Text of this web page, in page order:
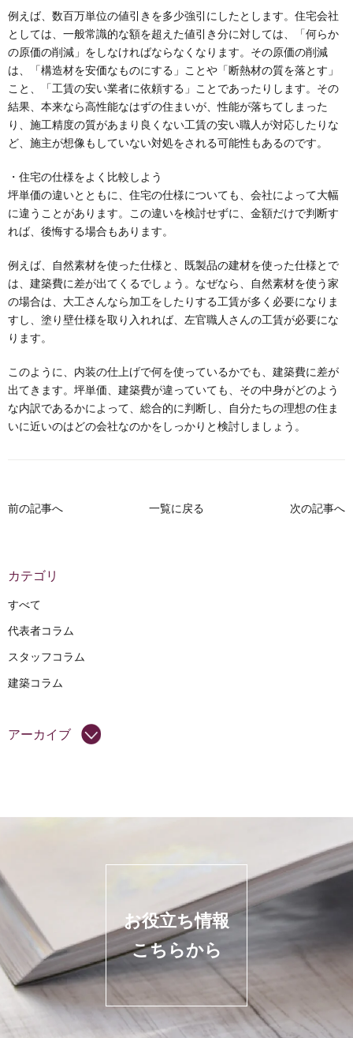
例えば、数百万単位の値引きを多少強引にしたとします。住宅会社
としては、一般常識的な額を超えた値引き分に対しては、「何らか
の原価の削減」をしなければならなくなります。その原価の削減
は、「構造材を安価なものにする」ことや「断熱材の質を落とす」
こと、「工賃の安い業者に依頼する」ことであったりします。その
結果、本来なら高性能なはずの住まいが、性能が落ちてしまった
り、施工精度の質があまり良くない工賃の安い職人が対応したりな
ど、施主が想像もしていない対処をされる可能性もあるのです。
・住宅の仕様をよく比較しよう
坪単価の違いとともに、住宅の仕様についても、会社によって大幅
に違うことがあります。この違いを検討せずに、金額だけで判断す
れば、後悔する場合もあります。
例えば、自然素材を使った仕様と、既製品の建材を使った仕様とで
は、建築費に差が出てくるでしょう。なぜなら、自然素材を使う家
の場合は、大工さんなら加工をしたりする工賃が多く必要になりま
すし、塗り壁仕様を取り入れれば、左官職人さんの工賃が必要にな
ります。
このように、内装の仕上げで何を使っているかでも、建築費に差が
出てきます。坪単価、建築費が違っていても、その中身がどのよう
な内訳であるかによって、総合的に判断し、自分たちの理想の住ま
いに近いのはどの会社なのかをしっかりと検討しましょう。
前の記事へ 一覧に戻る 次の記事へ
カテゴリ
すべて
代表者コラム
スタッフコラム
建築コラム
アーカイブ
お役立ち情報
こちらから